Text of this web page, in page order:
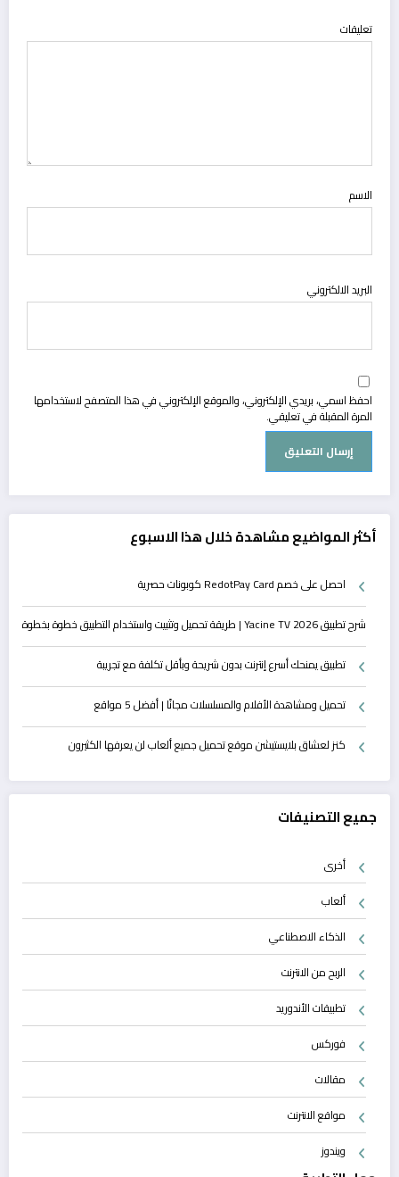
تعليقات
الاسم
البريد الالكتروني
احفظ اسمي، بريدي الإلكتروني، والموقع الإلكتروني في هذا المتصفح لاستخدامها
المرة المقبلة في تعليقي.
أكثر المواضيع مشاهدة خلال هذا الاسبوع
احصل على خصم RedotPay Card كوبونات حصرية
شرح تطبيق Yacine TV 2026 | طريقة تحميل وتثبيت واستخدام التطبيق خطوة بخطوة
تطبيق يمنحك أسرع إنترنت بدون شريحة وبأقل تكلفة مع تجريبة
تحميل ومشاهدة الأفلام والمسلسلات مجانًا | أفضل 5 مواقع
كنز لعشاق بلايستيشن موقع تحميل جميع ألعاب لن يعرفها الكثيرون
جميع التصنيفات
أخرى
ألعاب
الذكاء الاصطناعي
الربح من الانترنت
تطبيقات الأندوريد
فوركس
مقالات
مواقع الانترنت
ويندوز